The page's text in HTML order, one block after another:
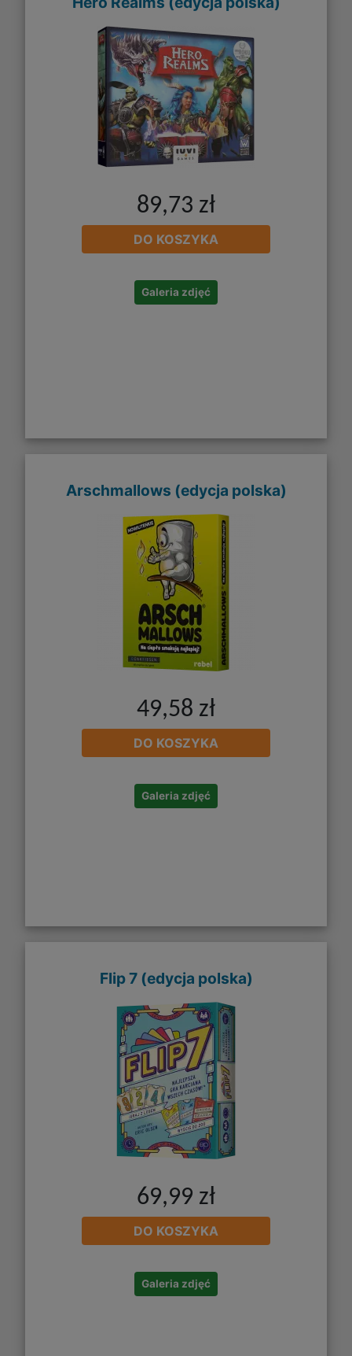
89,73 zł
DO KOSZYKA
Galeria zdjęć
Arschmallows (edycja polska)
49,58 zł
DO KOSZYKA
Galeria zdjęć
Flip 7 (edycja polska)
69,99 zł
DO KOSZYKA
Galeria zdjęć